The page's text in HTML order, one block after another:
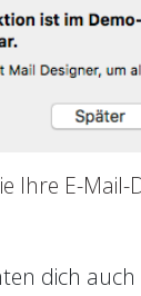
Ihre E-
dich